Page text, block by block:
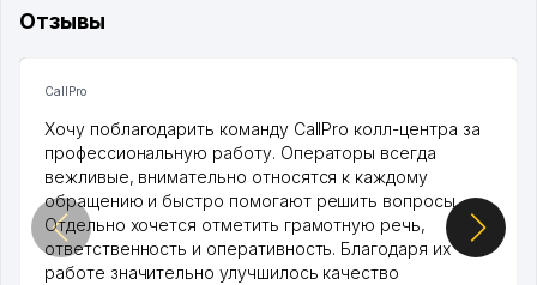
Отзывы
CallPro
Хочу поблагодарить команду CallPro колл-центра за
профессиональную работу. Операторы всегда
вежливые, внимательно относятся к каждому
обращению и быстро помогают решить вопросы.
Отдельно хочется отметить грамотную речь,
ответственность и оперативность. Благодаря их
работе значительно улучшилось качество